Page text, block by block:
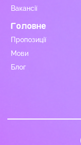
Вакансії
Головне
Пропозиції
Мови
Блог